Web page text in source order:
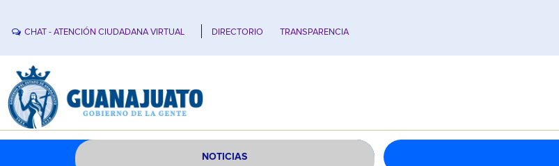
CHAT - ATENCIÓN CIUDADANA VIRTUAL DIRECTORIO TRANSPARENCIA
NOTICIAS